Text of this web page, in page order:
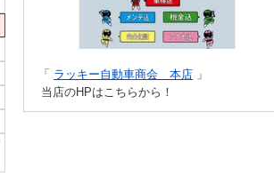
「 ラッキー自動車商会 本店 」
当店のHPはこちらから！